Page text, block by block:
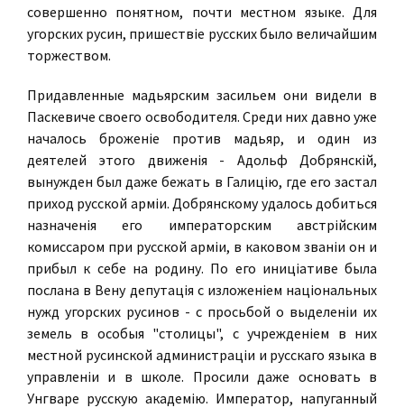
совершенно понятном, почти местном языке. Для
угорских русин, пришествiе русских было величайшим
торжеством.
Придавленные мадьярским засильем они видели в
Паскевиче своего освободителя. Среди них давно уже
началось броженiе против мадьяр, и один из
деятелей этого движенiя - Адольф Добрянскiй,
вынужден был даже бежать в Галицiю, где его застал
приход русской армiи. Добрянскому удалось добиться
назначенiя его императорским австрiйским
комиссаром при русской армiи, в каковом званiи он и
прибыл к себе на родину. По его иницiативе была
послана в Вену депутацiя с изложенiем нацiональных
нужд угорских русинов - с просьбой о выделенiи их
земель в особыя "столицы", с учрежденiем в них
местной русинской администрацiи и русскаго языка в
управленiи и в школе. Просили даже основать в
Унгваре русскую академiю. Император, напуганный